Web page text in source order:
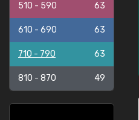
510 - 590 63
610 - 690 63
710 - 790 63
810 - 870 49